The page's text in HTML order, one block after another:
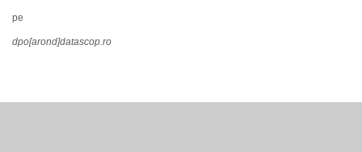
pe
dpo[arond]datascop.ro